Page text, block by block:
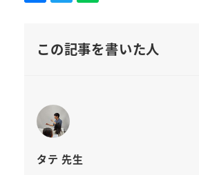
この記事を書いた人
タテ 先生